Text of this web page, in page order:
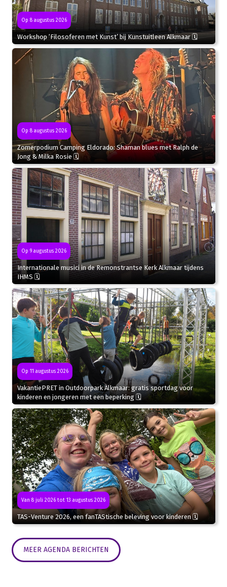
Op 8 augustus 2026
Workshop ‘Filosoferen met Kunst’ bij Kunstuitleen Alkmaar 🗓
Op 8 augustus 2026
Zomerpodium Camping Eldorado: Shaman blues met Ralph de
Jong & Milka Rosie 🗓
Op 9 augustus 2026
Internationale musici in de Remonstrantse Kerk Alkmaar tijdens
IHMS 🗓
Op 11 augustus 2026
VakantiePRET in Outdoorpark Alkmaar: gratis sportdag voor
kinderen en jongeren met een beperking 🗓
Van 8 juli 2026 tot 13 augustus 2026
TAS-Venture 2026, een fanTAStische beleving voor kinderen 🗓
MEER AGENDA BERICHTEN